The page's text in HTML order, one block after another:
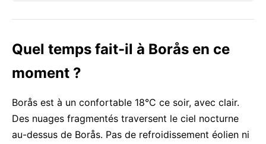
Quel temps fait-il à Borås en ce
moment ?
Borås est à un confortable 18°C ce soir, avec clair.
Des nuages fragmentés traversent le ciel nocturne
au-dessus de Borås. Pas de refroidissement éolien ni